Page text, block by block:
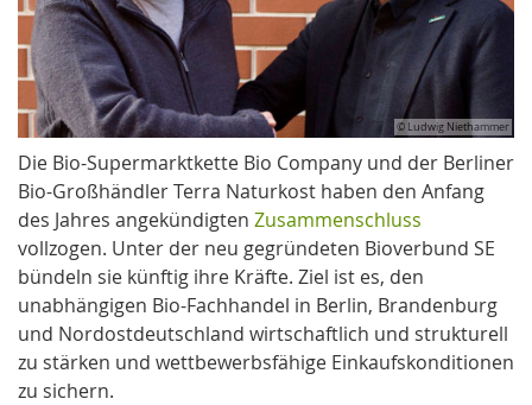
© Ludwig Niethammer
Die Bio-Supermarktkette Bio Company und der Berliner
Bio-Großhändler Terra Naturkost haben den Anfang
des Jahres angekündigten Zusammenschluss
vollzogen. Unter der neu gegründeten Bioverbund SE
bündeln sie künftig ihre Kräfte. Ziel ist es, den
unabhängigen Bio-Fachhandel in Berlin, Brandenburg
und Nordostdeutschland wirtschaftlich und strukturell
zu stärken und wettbewerbsfähige Einkaufskonditionen
zu sichern.